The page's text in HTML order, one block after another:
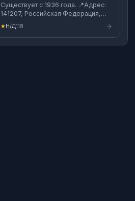
Существует с 1936 года. 📍Адрес:
141207, Российская Федерация,
Московская область, Пушкино, 2-
ой Некрасовский проезд, 4. 📞
Контакты администрации:
+74959933607; pysh-
★Н/Д118